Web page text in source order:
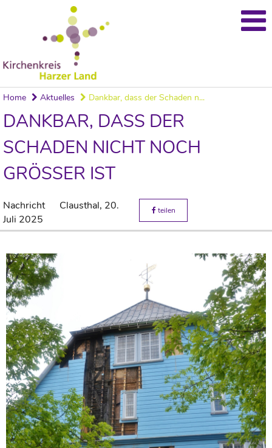
Home Aktuelles Dankbar, dass der Schaden n...
DANKBAR, DASS DER
SCHADEN NICHT NOCH
GRÖSSER IST
Nachricht Clausthal, 20.
Juli 2025
teilen